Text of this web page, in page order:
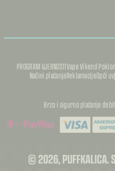
PROGRAM VJERNOSTIVape Vikend
Načini plaćanjaReklamacijeOpći
Brzo i sigurno plaćanje
© 2026, PUFFKALICA.